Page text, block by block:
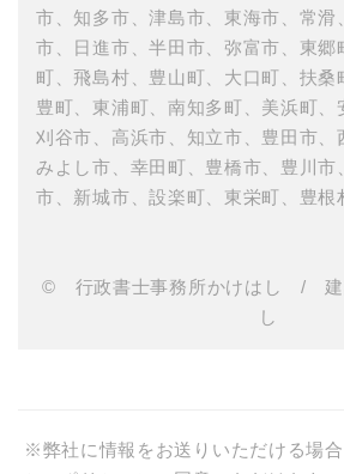
市、知多市、津島市、東海市、常滑
市、日進市、半田市、弥富市、東郷
町、飛島村、豊山町、大口町、扶桑
豊町、東浦町、南知多町、美浜町、
刈谷市、高浜市、知立市、豊田市、
みよし市、幸田町、豊橋市、豊川市
市、新城市、設楽町、東栄町、豊根
© 行政書士事務所かけはし / 建
し
※弊社に情報をお送りいただける場